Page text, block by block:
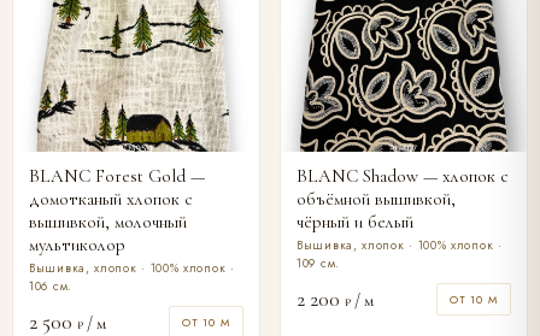
BLANC Forest Gold —
домотканый хлопок с
вышивкой, молочный
мультиколор
Вышивка, хлопок · 100% хлопок ·
106 см.
2 500 ₽ / м ОТ 10 М
BLANC Shadow — хлопок с
объёмной вышивкой,
чёрный и белый
Вышивка, хлопок · 100% хлопок ·
109 см.
2 200 ₽ / м ОТ 10 М